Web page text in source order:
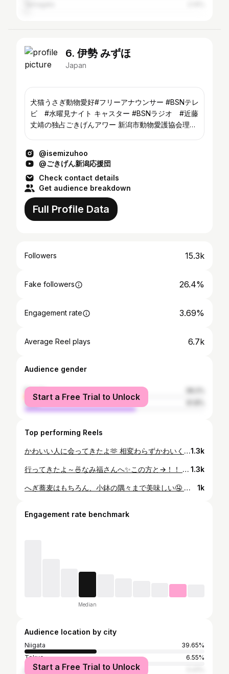
6. 伊勢 みずほ
Japan
犬猫うさぎ動物愛好#フリーアナウンサー #BSNテレ
ビ #水曜見ナイト キャスター #BSNラジオ #近藤
丈靖の独占ごきげんアワー 新潟市動物愛護協会理事
バイザー🐙#乳がんサバイバー 🎗
@isemizuhoo
@ごきげん新潟応援団
Check contact details
Get audience breakdown
Full Profile Data
Followers 15.3k
Fake followers 26.4%
Engagement rate 3.69%
Average Reel plays 6.7k
Audience gender
female
male
Start a Free Trial to Unlock
Top performing Reels
かわいい人に会ってきたよ🫶 相変わらずかわいくて、明るくて、愛され女子でした。 昨晩、突然思い立って、 今朝、新幹線に飛び乗りました。 ほらね。 会おうと思えば、会えるでしょ。 でも弾丸旅は体に応えるお年頃ね🫠 でもでも本当に、行って良かったよ🥰 限られている人生。 今日はなかなか有効に素敵に使うことができた。 りせこ、ありがとうね🫶 #笹団子好き #りせこ #フリーアナウンサー #伊勢みずほ #ありがとう1.3k
行ってきたよ～🍜なみ福さんへ✨この方と→！！ やっぱり美味しい🤤ラーメンもチャーハンも。 客層の幅がとても広くて、 赤ちゃんからおじいちゃんおばあちゃんまで ひっきりなしに来ていたのが印象的でした。 あっさり細麺は最強なのかもしれないっ！！！ 初めて食べたニイガタ姉さんも感動してました✨ それにしても姉さんはどこに行っても目立つ😵‍💫！！ 今日のもう一つのお目当ては なみ福さんの新商品、塩バスクチーズケーキ！ 今は冷蔵庫の中。楽しみ楽しみ🤤💖 いつも元気に迎えてくださるなみ福の皆さん 今日もありがとうございました✨ #なみ福 #新潟ラーメンなみ福 #新潟ラーメン #新潟ラーメン部 #ニイガタ姉さん #プライベート #角田浜 #新潟市西蒲区 #伊勢みずほ #麺活 1.3k
へぎ蕎麦はもちろん、小鉢の隅々まで美味しい🤤 だし巻き卵なんてね、もう感動モノですよ。 美味しいおそば食べたーいってなったら DeKKY401の粋やさんにいってもりもり食べて 美味しいものたちと一緒に 私も写ってるポスター見てきてね🤪💖 #粋や #越後へぎそば処粋や #dekky401 #デッキー401 #アンバサダー #伊勢みずほ #新潟市ランチ #へぎ蕎麦 #新潟 #niigata 1k
Engagement rate benchmark
Median
Audience location by city
Niigata
39.65%
Tokyo
6.55%
Nagaoka
Start a Free Trial to Unlock